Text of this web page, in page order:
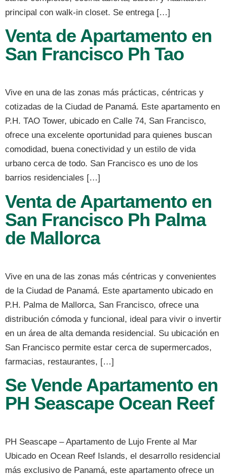
principal con walk-in closet. Se entrega […]
Venta de Apartamento en
San Francisco Ph Tao
Vive en una de las zonas más prácticas, céntricas y
cotizadas de la Ciudad de Panamá. Este apartamento en
P.H. TAO Tower, ubicado en Calle 74, San Francisco,
ofrece una excelente oportunidad para quienes buscan
comodidad, buena conectividad y un estilo de vida
urbano cerca de todo. San Francisco es uno de los
barrios residenciales […]
Venta de Apartamento en
San Francisco Ph Palma
de Mallorca
Vive en una de las zonas más céntricas y convenientes
de la Ciudad de Panamá. Este apartamento ubicado en
P.H. Palma de Mallorca, San Francisco, ofrece una
distribución cómoda y funcional, ideal para vivir o invertir
en un área de alta demanda residencial. Su ubicación en
San Francisco permite estar cerca de supermercados,
farmacias, restaurantes, […]
Se Vende Apartamento en
PH Seascape Ocean Reef
PH Seascape – Apartamento de Lujo Frente al Mar
Ubicado en Ocean Reef Islands, el desarrollo residencial
más exclusivo de Panamá, este apartamento ofrece un